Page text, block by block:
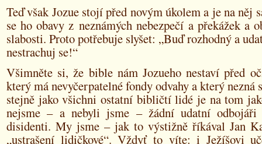
Teď však Jozue stojí před novým úkolem a je na něj
se ho obavy z neznámých nebezpečí a překážek a
slabosti. Proto potřebuje slyšet: „Buď rozhodný a
nestrachuj se!“
Všimněte si, že bible nám Jozueho nestaví před
který má nevyčerpatelné fondy odvahy a který nezná
stejně jako všichni ostatní bibličtí lidé je na tom
nejsme – a nebyli jsme – žádní udatní odbojáři
disidenti. My jsme – jak to výstižně říkával Jan
„ustrašení lidičkové“. Vždyť to víte: i Ježíšovi